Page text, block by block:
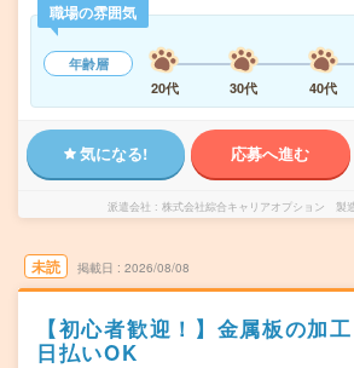
職場の雰囲気
年齢層
20代
30代 40代
気になる! 応募へ進む
派遣会社 株式会社綜合キャリアオプション 製
未読 掲載日 2026/08/08
【初心者歓迎！】金属板の加
日払いOK